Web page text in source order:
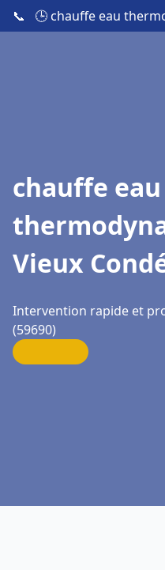
📞 🕒 chauffe eau
chauffe eau
Vieux
Intervention rapide et
(59690)